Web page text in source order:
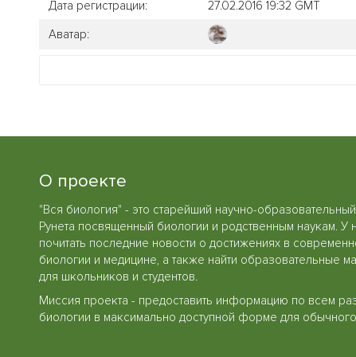
Дата регистрации:
27.02.2016 19:32 GMT
Аватар:
О проекте
"Вся биология" - это старейший научно-
Рунета посвященный биологии и родственным наукам. У
почитать последние новости о достижениях в
биологии и медицине, а также найти образовательные
для школьников и студентов.
Миссия проекта - предоставить информацию по всем
биологии в максимально доступной форме для обычного